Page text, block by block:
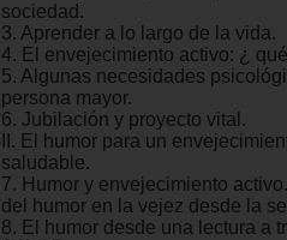
sociedad.
3. Aprender a lo largo de la vida.
4. El envejecimiento activo: ¿
5. Algunas necesidades
persona mayor.
6. Jubilación y proyecto vital.
II. El humor para un
saludable.
7. Humor y envejecimiento
del humor en la vejez desde la
8. El humor desde una lectura a